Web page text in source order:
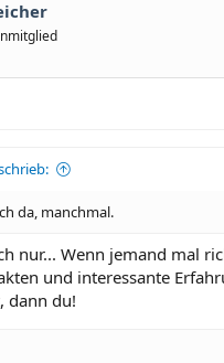
da, manchmal.
nur... Wenn jemand mal
und interessante
dann du!